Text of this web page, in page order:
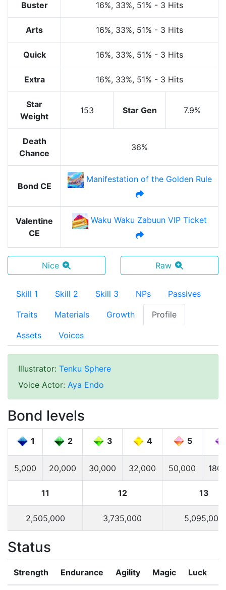
Buster 16%, 33%, 51% - 3 Hits
Arts 16%, 33%, 51% - 3 Hits
Quick 16%, 33%, 51% - 3 Hits
Extra 16%, 33%, 51% - 3 Hits
Star
Weight
153 Star Gen 7.9%
Death
Chance
36%
Bond CE
Manifestation of the Golden Rule
Valentine
CE
Waku Waku Zabuun VIP Ticket
Nice Raw
Skill 1 Skill 2 Skill 3 NPs Passives
Traits Materials Growth Profile
Assets Voices
Illustrator: Tenku Sphere
Voice Actor: Aya Endo
Bond levels
1 2 3 4 5
5,000 20,000 30,000 32,000 50,000
11 12 13
2,505,000 3,735,000 5,095,000
Status
Strength Endurance Agility Magic Luck